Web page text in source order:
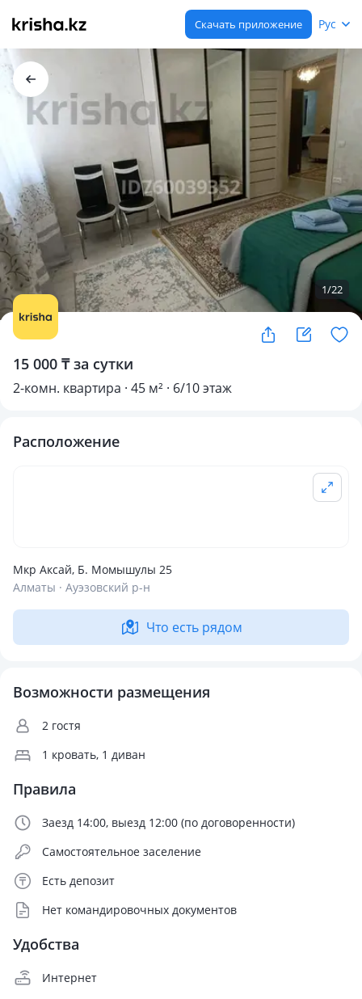
Скачать приложение Рус
1/22
15 000 ₸ за сутки
2-комн. квартира · 45 м² · 6/10 этаж
Расположение
Мкр Аксай, Б. Момышулы 25
Алматы · Ауэзовский р-н
Что есть рядом
Возможности размещения
2 гостя
1 кровать, 1 диван
Правила
Заезд 14:00, выезд 12:00 (по договоренности)
Самостоятельное заселение
Есть депозит
Нет командировочных документов
Удобства
Интернет